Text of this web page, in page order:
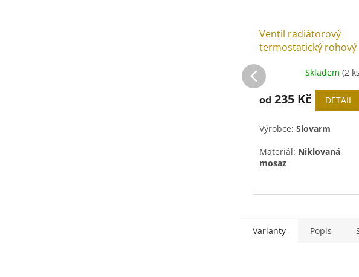
Ventil radiátorový
termostatický rohový
Skladem(2
od 235 Kč DETAIL
Výrobce: Slovarm
Materiál: Niklovaná
mosaz
Varianty Popis